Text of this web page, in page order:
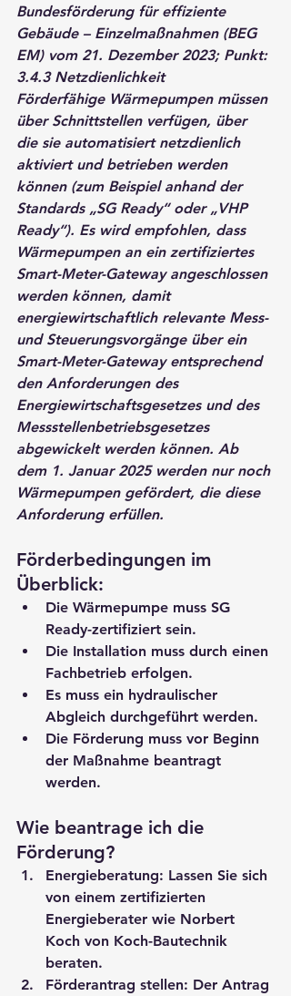
Bundesförderung für effiziente
Gebäude – Einzelmaßnahmen (BEG
EM) vom 21. Dezember 2023; Punkt:
3.4.3 Netzdienlichkeit
Förderfähige Wärmepumpen müssen
über Schnittstellen verfügen, über
die sie automatisiert netzdienlich
aktiviert und betrieben werden
können (zum Beispiel anhand der
Standards „SG Ready“ oder „VHP
Ready“). Es wird empfohlen, dass
Wärmepumpen an ein zertifiziertes
Smart-Meter-Gateway angeschlossen
werden können, damit
energiewirtschaftlich relevante Mess-
und Steuerungsvorgänge über ein
Smart-Meter-Gateway entsprechend
den Anforderungen des
Energiewirtschaftsgesetzes und des
Messstellenbetriebsgesetzes
abgewickelt werden können. Ab
dem 1. Januar 2025 werden nur noch
Wärmepumpen gefördert, die diese
Anforderung erfüllen.
Förderbedingungen im
Überblick:
Die Wärmepumpe muss SG
Ready-zertifiziert sein.
Die Installation muss durch einen
Fachbetrieb erfolgen.
Es muss ein hydraulischer
Abgleich durchgeführt werden.
Die Förderung muss vor Beginn
der Maßnahme beantragt
werden.
Wie beantrage ich die
Förderung?
Energieberatung: Lassen Sie sich
von einem zertifizierten
Energieberater wie Norbert
Koch von Koch-Bautechnik
beraten.
Förderantrag stellen: Der Antrag